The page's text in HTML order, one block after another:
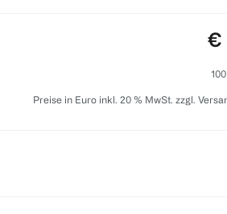
€
Preise in Euro inkl. 20 % MwSt. zzgl.